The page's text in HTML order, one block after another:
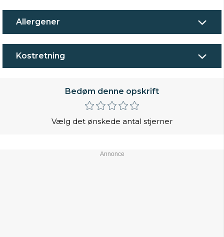
Allergener
Kostretning
Bedøm denne opskrift
Vælg det ønskede antal stjerner